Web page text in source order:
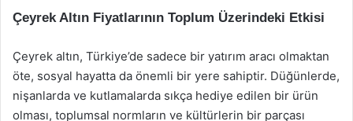
Çeyrek Altın Fiyatlarının Toplum Üzerindeki Etkisi
Çeyrek altın, Türkiye’de sadece bir yatırım aracı olmaktan
öte, sosyal hayatta da önemli bir yere sahiptir. Düğünlerde,
nişanlarda ve kutlamalarda sıkça hediye edilen bir ürün
olması, toplumsal normların ve kültürlerin bir parçası